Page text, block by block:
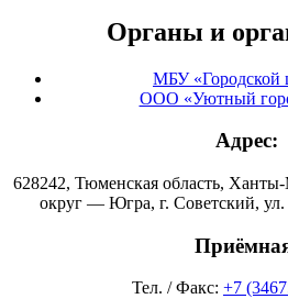
Органы и
МБУ «Городской
ООО «Уютный
Адрес:
628242, Тюменская область,
округ — Югра, г. Советский,
Тел. / Факс: +7